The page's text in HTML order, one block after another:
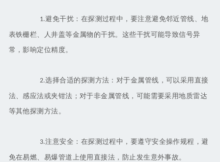
1.避免干扰：在探测过程中，要注意避免邻近管线、地
表铁栅栏、人井盖等金属物的干扰。这些干扰可能导致信号异
常，影响定位精度。
2.选择合适的探测方法：对于金属管线，可以采用直接
法、感应法或夹钳法；对于非金属管线，可能需要采用地质雷达
等其他探测方法。
3.注意安全：在探测过程中，要遵守安全操作规程，避
免在易燃、易爆管道上使用直接法，防止发生意外事故。